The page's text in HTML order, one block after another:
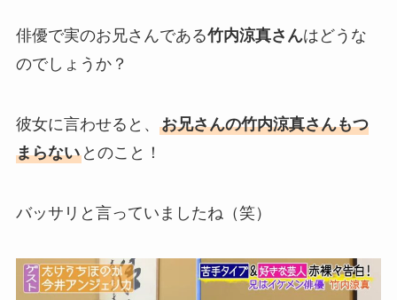
俳優で実のお兄さんである竹内涼真さんはどうな
のでしょうか？
彼女に言わせると、 お兄さんの竹内涼真さんもつ
まらないとのこと！
バッサリと言っていましたね（笑）